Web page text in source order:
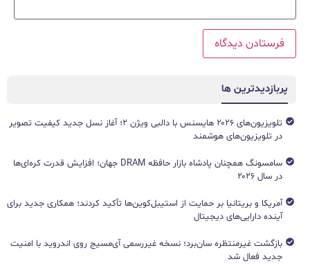
پربازدیدترین ها
تلویزیون‌های ۲۰۲۶ هایسنس با دالبی ویژن ۲؛ آغاز نسل جدید کیفیت تصویر
در تلویزیون‌های هوشمند
سامسونگ همچنان پادشاه بازار حافظه DRAM جهان؛ افزایش قدرت کره‌ای‌ها
در سال ۲۰۲۶
آمریکا و بریتانیا بر حمایت از استیبل‌کوین‌ها تأکید کردند؛ همکاری جدید برای
آینده دارایی‌های دیجیتال
بازگشت غیرمنتظره سان‌برد؛ نسخه غیررسمی آی‌مسیج روی اندروید با امنیت
جدید فعال شد